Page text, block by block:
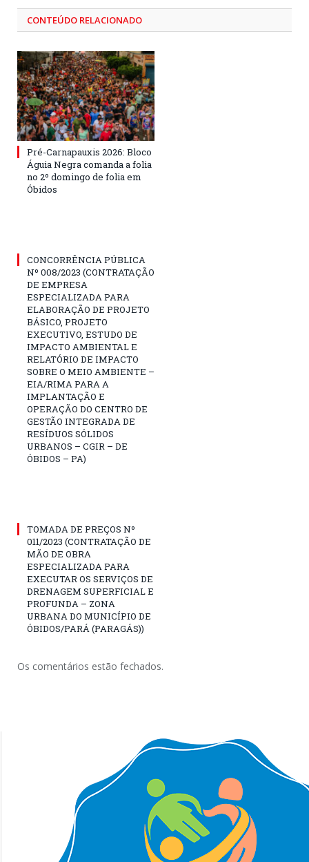
CONTEÚDO RELACIONADO
Pré-Carnapauxis 2026: Bloco
Águia Negra comanda a folia
no 2º domingo de folia em
Óbidos
CONCORRÊNCIA PÚBLICA
Nº 008/2023 (CONTRATAÇÃO
DE EMPRESA
ESPECIALIZADA PARA
ELABORAÇÃO DE PROJETO
BÁSICO, PROJETO
EXECUTIVO, ESTUDO DE
IMPACTO AMBIENTAL E
RELATÓRIO DE IMPACTO
SOBRE O MEIO AMBIENTE –
EIA/RIMA PARA A
IMPLANTAÇÃO E
OPERAÇÃO DO CENTRO DE
GESTÃO INTEGRADA DE
RESÍDUOS SÓLIDOS
URBANOS – CGIR – DE
ÓBIDOS – PA)
TOMADA DE PREÇOS Nº
011/2023 (CONTRATAÇÃO DE
MÃO DE OBRA
ESPECIALIZADA PARA
EXECUTAR OS SERVIÇOS DE
DRENAGEM SUPERFICIAL E
PROFUNDA – ZONA
URBANA DO MUNICÍPIO DE
ÓBIDOS/PARÁ (PARAGÁS))
Os comentários estão fechados.